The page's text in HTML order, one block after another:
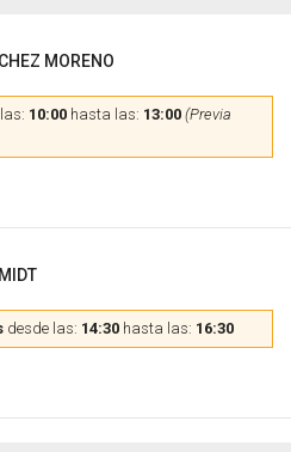
MORENO
10:00 hasta las: 13:00 (Previa
desde las: 14:30 hasta las: 16:30